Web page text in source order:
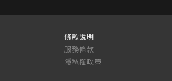
條款說明
服務條款
隱私權政策